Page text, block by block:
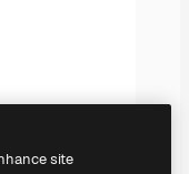
site